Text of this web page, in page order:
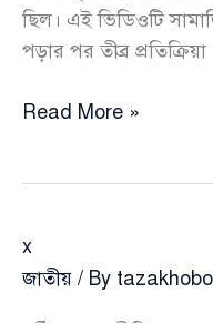
ছিল। এই ভিডিওটি
পড়ার পর তীব্র প্রতিক্রিয়া
ভ্যানে
সেকেন্ডের
Read More »
x
জাতীয় / By